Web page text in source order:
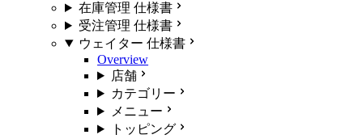
在庫管理 仕様書
受注管理 仕様書
ウェイター 仕様書
Overview
店舗
カテゴリー
メニュー
トッピング